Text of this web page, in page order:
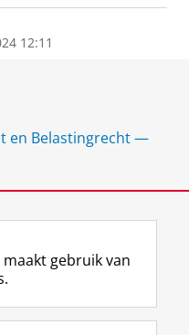
12:11
en Belastingrecht —
F
a
L
i
R
S
I
n
Y
o
gebruik van